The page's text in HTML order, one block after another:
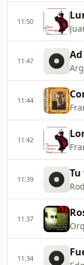
11:50
11:47
11:44
11:42
11:39 Tu
11:37
11:34